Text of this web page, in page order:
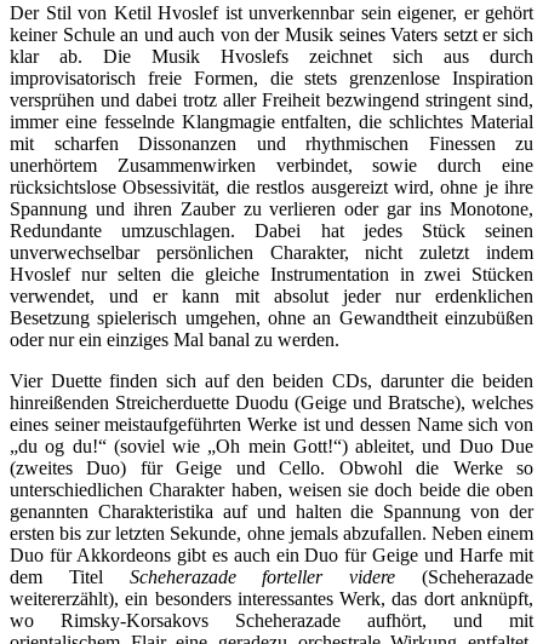
Der Stil von Ketil Hvoslef ist unverkennbar sein eigener, er gehört
keiner Schule an und auch von der Musik seines Vaters setzt er sich
klar ab. Die Musik Hvoslefs zeichnet sich aus durch
improvisatorisch freie Formen, die stets grenzenlose Inspiration
versprühen und dabei trotz aller Freiheit bezwingend stringent sind,
immer eine fesselnde Klangmagie entfalten, die schlichtes Material
mit scharfen Dissonanzen und rhythmischen Finessen zu
unerhörtem Zusammenwirken verbindet, sowie durch eine
rücksichtslose Obsessivität, die restlos ausgereizt wird, ohne je ihre
Spannung und ihren Zauber zu verlieren oder gar ins Monotone,
Redundante umzuschlagen. Dabei hat jedes Stück seinen
unverwechselbar persönlichen Charakter, nicht zuletzt indem
Hvoslef nur selten die gleiche Instrumentation in zwei Stücken
verwendet, und er kann mit absolut jeder nur erdenklichen
Besetzung spielerisch umgehen, ohne an Gewandtheit einzubüßen
oder nur ein einziges Mal banal zu werden.
Vier Duette finden sich auf den beiden CDs, darunter die beiden
hinreißenden Streicherduette Duodu (Geige und Bratsche), welches
eines seiner meistaufgeführten Werke ist und dessen Name sich von
„du og du!“ (soviel wie „Oh mein Gott!“) ableitet, und Duo Due
(zweites Duo) für Geige und Cello. Obwohl die Werke so
unterschiedlichen Charakter haben, weisen sie doch beide die oben
genannten Charakteristika auf und halten die Spannung von der
ersten bis zur letzten Sekunde, ohne jemals abzufallen. Neben einem
Duo für Akkordeons gibt es auch ein Duo für Geige und Harfe mit
dem Titel Scheherazade forteller videre (Scheherazade
weitererzählt), ein besonders interessantes Werk, das dort anknüpft,
wo Rimsky-Korsakovs Scheherazade aufhört, und mit